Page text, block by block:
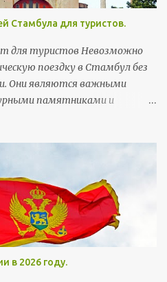
сербской латинице, ну а
Бубашвабе (bubašvabe) -
- божьи коровки вилюшка
- транспортные средства
(Deda Mraz) - Дед Мороз
Стамбула для туристов.
для туристов Невозможно
поездку в Стамбул без
Они являются важными
памятниками и
султаны, богатые
чиновники, а потому
и удивить своих
в 2026 году.